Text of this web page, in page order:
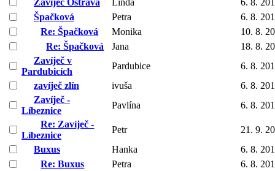
Špačková
Petra
6. 8.
Re: Špačková
Monika
10. 8.
Re: Špačková
Jana
18. 8.
Zavíječ v
Pardubicích
Pardubice
6. 8.
zavíječ zlín
ivuša
6. 8.
Zavíječ -
Líbeznice
Pavlína
6. 8.
Re: Zavíječ -
Líbeznice
Petr
21. 9.
Buxus
Hanka
6. 8.
Re: Buxus
Petra
6. 8.